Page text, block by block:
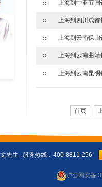
上海到云南昆明
首页
先生 服务热线：400-8811-256
沪公网安备